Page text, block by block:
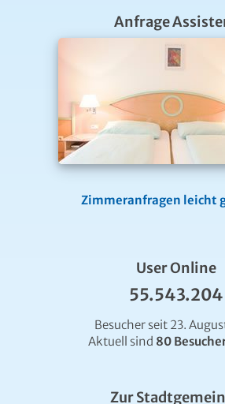
Anfrage
Zimmeranfragen leicht
User Online
55.543.204
Besucher seit 23.
Aktuell sind 80
Zur